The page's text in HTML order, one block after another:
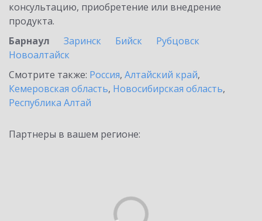
консультацию, приобретение или внедрение
продукта.
Барнаул
Заринск Бийск
Рубцовск
Новоалтайск
Смотрите также: Россия, Алтайский край,
Кемеровская область, Новосибирская область,
Республика Алтай
Партнеры в вашем регионе: